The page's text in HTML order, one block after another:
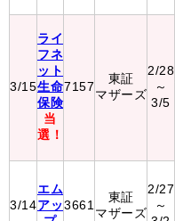
3/15
ライ
フネ
ット
生命
保険
当
選！
7157
東証
マザーズ
2/28
～
3/5
3/14
エム
アッ3661
東証
マザーズ
2/27
～